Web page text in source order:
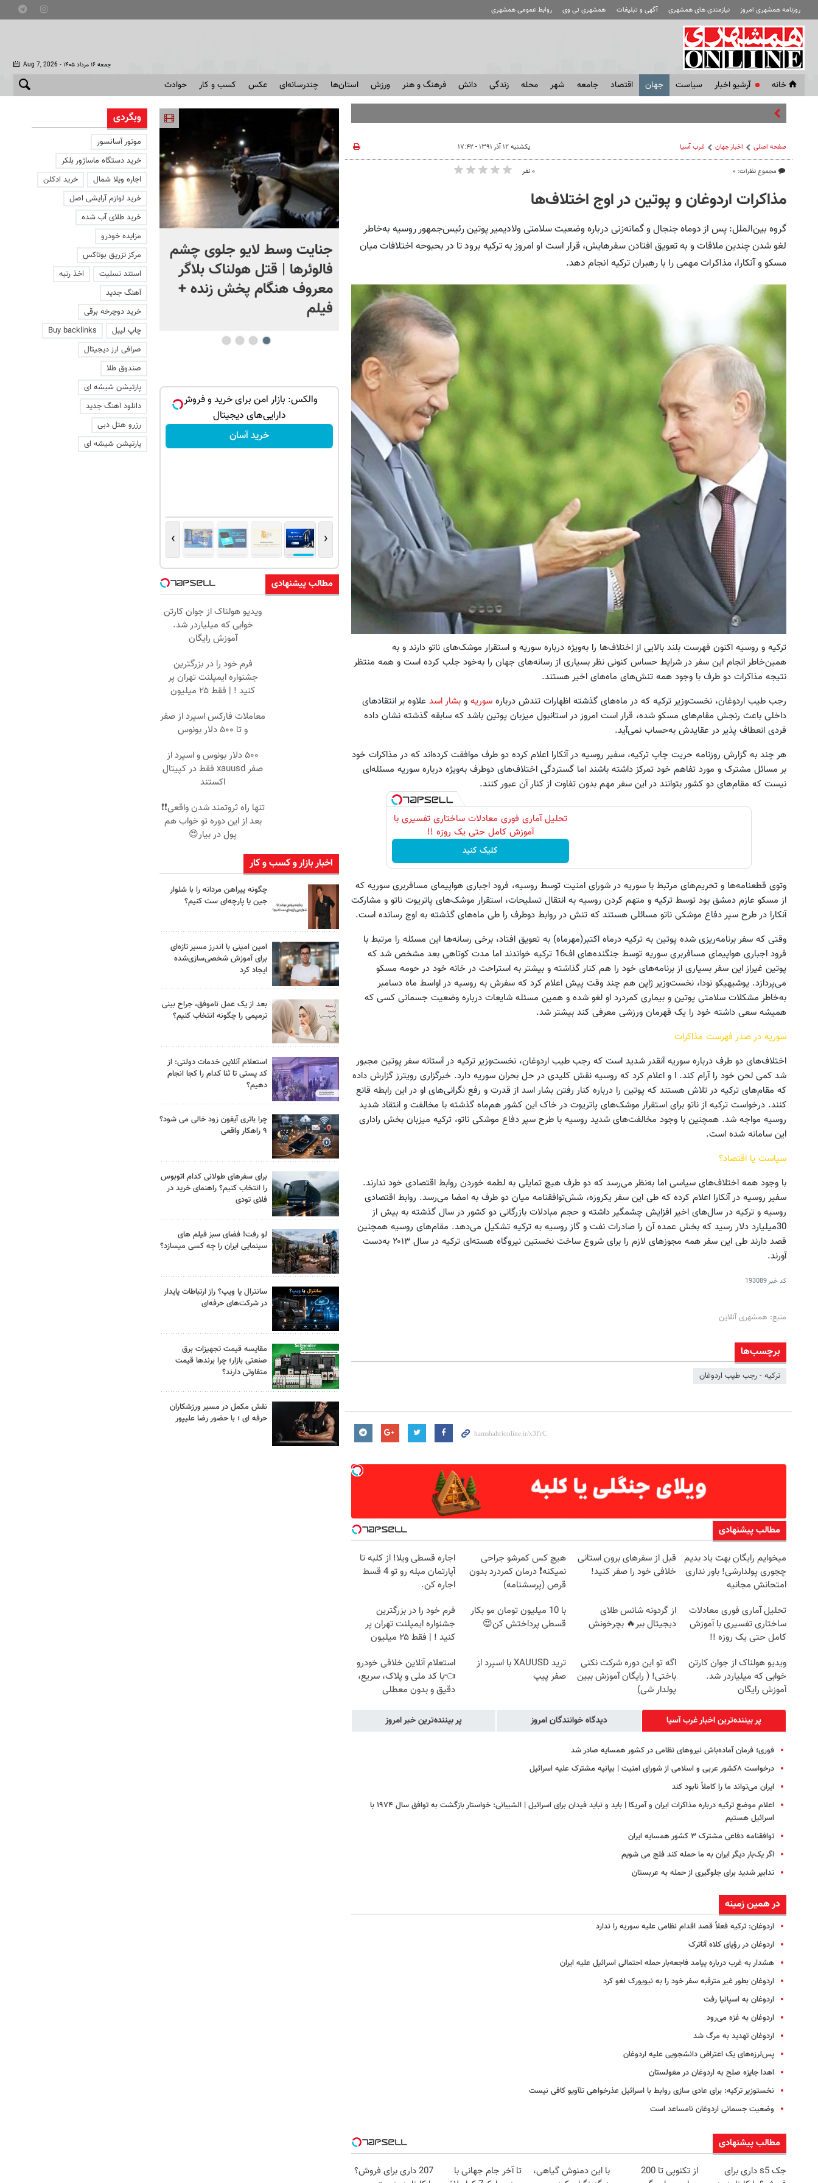
روزنامه همشهری امروز نیازمندی های همشهری آگهی و تبلیغات همشهری تی وی روابط عمومی همشهری
Aug 7, 2026 - جمعه ۱۶ مرداد ۱۴۰۵
خانه آرشیو اخبار سياست جهان اقتصاد جامعه شهر محله زندگی دانش فرهنگ و هنر ورزش استان‌ها چندرسانه‌ای عکس کسب و کار حوادث
صفحه اصلی اخبار جهان غرب آسیا
مجموع نظرات: ۰
یکشنبه ۱۲ آذر ۱۳۹۱ - ۱۷:۴۲
۰ نفر
مذاکرات اردوغان و پوتین در اوج اختلاف‌ها
گروه بین‌الملل: پس از دو‌ماه جنجال و گمانه‌زنی درباره وضعیت سلامتی ولادیمیر پوتین رئیس‌جمهور روسیه به‌خاطر
لغو شدن چندین ملاقات و به تعویق افتادن سفرهایش، قرار است او امروز به ترکیه برود تا در بحبوحه اختلافات میان
مسکو و آنکارا، مذاکرات مهمی را با رهبران ترکیه انجام دهد.
ترکیه و روسیه اکنون فهرست بلند بالایی از اختلاف‌ها را به‌ویژه درباره سوریه و استقرار موشک‌های ناتو دارند و به
همین‌خاطر انجام این سفر در شرایط حساس کنونی نظر بسیاری از رسانه‌های جهان را به‌خود جلب کرده است و همه منتظر
نتیجه مذاکرات دو طرف با وجود همه تنش‌های ماه‌های اخیر هستند.
رجب طیب اردوغان، نخست‌وزیر ترکیه که در ماه‌های گذشته اظهارات تندش درباره سوریه و بشار اسد علاوه بر انتقادهای
داخلی باعث رنجش مقام‌‌های مسکو شده، قرار است امروز در استانبول میزبان پوتین باشد که سابقه گذشته نشان داده
فردی انعطاف پذیر در عقایدش به‌حساب نمی‌آید.
هر چند به گزارش روزنامه حریت چاپ ترکیه، سفیر روسیه در آنکارا اعلام کرده دو طرف موافقت کرده‌اند که در مذاکرات خود
بر مسائل مشترک و مورد تفاهم خود تمرکز داشته باشند اما گستردگی اختلاف‌های دوطرف به‌ویژه درباره سوریه مسئله‌ای
نیست که مقام‌های دو کشور بتوانند در این سفر مهم بدون تفاوت از کنار آن عبور کنند.
تحلیل آماری فوری معادلات ساختاری تفسیری با
آموزش کامل حتی یک روزه !!
کلیک کنید
وتوی قطعنامه‌ها و تحریم‌های مرتبط با سوریه در شورای امنیت توسط روسیه، فرود اجباری هواپیمای مسافربری سوریه که
از مسکو عازم دمشق بود توسط ترکیه و متهم کردن روسیه به انتقال تسلیحات، استقرار موشک‌های پاتریوت ناتو و مشارکت
آنکارا در طرح سپر دفاع موشکی ناتو مسائلی هستند که تنش در روابط دو‌طرف را طی ماه‌های گذشته به اوج رسانده است.
وقتی که سفر برنامه‌ریزی شده پوتین به ترکیه در‌ماه اکتبر(مهرماه) به تعویق افتاد، برخی رسانه‌ها این مسئله را مرتبط با
فرود اجباری هواپیمای مسافربری سوریه توسط جنگنده‌های اف16 ترکیه خواندند اما مدت کوتاهی بعد مشخص شد که
پوتین غیراز این سفر بسیاری از برنامه‌های خود را هم کنار گذاشته و بیشتر به استراحت در خانه خود در حومه مسکو
می‌پردازد. یوشیهیکو نودا، نخست‌وزیر ژاپن هم چند وقت پیش اعلام کرد که سفرش به روسیه در اواسط ماه دسامبر
به‌خاطر مشکلات سلامتی پوتین و بیماری کمردرد او لغو شده و همین مسئله شایعات درباره وضعیت جسمانی کسی که
همیشه سعی داشته خود را یک قهرمان ورزشی معرفی کند بیشتر شد.
سوریه در صدر فهرست مذاکرات
اختلاف‌های دو طرف درباره سوریه آنقدر شدید است که رجب طیب اردوغان، نخست‌وزیر ترکیه در آستانه سفر پوتین مجبور
شد کمی لحن خود را آرام کند. ا و اعلام کرد که روسیه نقش کلیدی در حل بحران سوریه دارد. خبرگزاری رویترز گزارش داده
که مقام‌های ترکیه در تلاش هستند که پوتین را درباره کنار رفتن بشار اسد از قدرت و رفع نگرانی‌‌های او در این رابطه قانع
کنند. درخواست ترکیه از ناتو برای استقرار موشک‌های پاتریوت در خاک این کشور هم‌ماه گذشته با مخالفت و انتقاد شدید
روسیه مواجه شد. همچنین با وجود مخالفت‌های شدید روسیه با طرح سپر دفاع موشکی ناتو، ترکیه میزبان بخش راداری
این سامانه شده است.
سیاست یا اقتصاد؟
با وجود همه اختلاف‌های سیاسی اما به‌نظر می‌رسد که دو طرف هیچ تمایلی به لطمه خوردن روابط اقتصادی خود ندارند.
سفیر روسیه در آنکارا اعلام کرده که طی این سفر یکروزه، شش‌توافقنامه میان دو طرف به امضا می‌رسد. روابط اقتصادی
روسیه و ترکیه در سال‌های اخیر افزایش چشمگیر داشته و حجم مبادلات بازرگانی دو کشور در سال گذشته به بیش از
30میلیارد دلار رسید که بخش عمده آن را صادرات نفت و گاز روسیه به ترکیه تشکیل می‌دهد. مقام‌های روسیه همچنین
قصد دارند طی این سفر همه مجوزهای لازم را برای شروع ساخت نخستین نیروگاه هسته‌ای ترکیه در سال ۲۰۱۳ به‌دست
آورند.
کد خبر193089
منبع: همشهری آنلاین
برچسب‌ها
ترکیه - رجب طیب اردوغان
مطالب پیشنهادی
میخوایم رایگان بهت یاد بدیم
چجوری پولدارشی! باور نداری
امتحانش مجانیه
قبل از سفرهای برون استانی
خلافی خود را صفر کنید!
هیچ کس کمرشو جراحی
نمیکنه❗ درمان کمردرد بدون
قرص (پرسشنامه)
اجاره‌ قسطی ویلا! از کلبه تا
آپارتمان مبله رو تو 4 قسط
اجاره کن.
تحلیل آماری فوری معادلات
ساختاری تفسیری با آموزش
کامل حتی یک روزه !!
از گردونه شانس طلای
دیجیتال ببر🔥 بچرخونش
با 10 میلیون تومان مو بکار
قسطی پرداختش کن😍
فرم خود را در بزرگترین
جشنواره ایمپلنت تهران پر
کنید ! | فقط ۲۵ میلیون
ویدیو هولناک از جوان کارتن
خوابی که میلیاردر شد.
آموزش رایگان
اگه تو این دوره شرکت نکنی
باختی! ( رایگان آموزش ببین
پولدار شی)
ترید XAUUSD با اسپرد از
صفر پیپ
استعلام آنلاین خلافی خودرو
👈با کد ملی و پلاک، سریع،
دقیق و بدون معطلی
پر بیننده‌ترین اخبار غرب آسیا دیدگاه خوانندگان امروز پر بیننده‌ترین خبر امروز
فوری؛ فرمان آماده‌باش نیروهای نظامی در کشور همسایه صادر شد
درخواست ۸کشور عربی و اسلامی از شورای امنیت | بیانیه مشترک علیه اسرائیل
ایران می‌تواند ما را کاملاً نابود کند
اعلام موضع ترکیه درباره مذاکرات ایران و آمریکا | باید و نباید فیدان برای اسرائیل | الشیبانی: خواستار بازگشت به توافق سال ۱۹۷۴ با
اسرائیل هستیم
توافقنامه دفاعی مشترک ۳ کشور همسایه ایران
اگر یک‌بار دیگر ایران به ما حمله کند فلج می شویم
تدابیر شدید برای جلوگیری از حمله به عربستان
در همین زمینه
اردوغان: ترکیه فعلاً قصد اقدام نظامی علیه سوریه را ندارد
اردوغان در رؤیای کلاه آتاترک
هشدار به غرب درباره پیامد فاجعه‌بار حمله احتمالی اسرائیل علیه ایران
اردوغان بطور غیر مترقبه سفر خود را به نیویورک لغو کرد
اردوغان به اسپانیا رفت
اردوغان به غزه می‌رود
اردوغان تهدید به مرگ شد
پس‌لرزه‌های یک اعتراض دانشجویی علیه اردوغان
اهدا جایزه صلح به اردوغان در مغولستان
نخست‎وزیر ترکیه: برای عادی سازی روابط با اسرائیل عذرخواهی تل‎آویو کافی نیست
وضعیت جسمانی اردوغان نامساعد است
مطالب پیشنهادی
جک s5 داری برای
از تکنوپی تا 200
با این دمنوش گیاهی،
تا آخر جام جهانی با
207 داری برای فروش؟
اگر یک‌بار دیگر ایران به ما
جنایت وسط لایو جلوی چشم
فالوئرها | قتل هولناک بلاگر
معروف هنگام پخش زنده +
فیلم
صحنه ای نادر از حیات
ایران در سبلان + فیلم
والکس: بازار امن برای خرید و فروش
دارایی‌های دیجیتال
خرید آسان
200سوت نقره هدیه به ازای اولین خرید؛با
‹
›
مطالب پیشنهادی
ویدیو هولناک از جوان کارتن
خوابی که میلیاردر شد.
آموزش رایگان
فرم خود را در بزرگترین
جشنواره ایمپلنت تهران پر
کنید ! | فقط ۲۵ میلیون
معاملات فارکس اسپرد از صفر
و تا ۵۰۰ دلار بونوس
۵۰۰ دلار بونوس و اسپرد از
صفر xauusd فقط در کپیتال
اکستند
تنها راه ثروتمند شدن واقعی❗❗
بعد از این دوره تو خواب هم
پول در بیار😍
اخبار بازار و کسب و کار
چگونه پیراهن مردانه را با شلوار
جین یا پارچه‌ای ست کنیم؟
امین امینی با اندرز مسیر تازه‌ای
برای آموزش شخصی‌سازی‌شده
ایجاد کرد
بعد از یک عمل ناموفق، جراح بینی
ترمیمی را چگونه انتخاب کنیم؟
استعلام آنلاین خدمات دولتی: از
کد پستی تا ثنا کدام را کجا انجام
دهیم؟
چرا باتری آیفون زود خالی می شود؟
۹ راهکار واقعی
برای سفرهای طولانی کدام اتوبوس
را انتخاب کنیم؟ راهنمای خرید در
فلای تودی
لو رفت! فضای سبز فیلم های
سینمایی ایران را چه کسی میسازد؟
سانترال یا ویپ؟ راز ارتباطات پایدار
در شرکت‌های حرفه‌ای
مقایسه قیمت تجهیزات برق
صنعتی بازار؛ چرا برندها قیمت
متفاوتی دارند؟
نقش مکمل در مسیر ورزشکاران
حرفه ای ؛ با حضور رضا علیپور
وبگردی
موتور آسانسور
خرید دستگاه ماساژور بلکر
اجاره ویلا شمال
خرید ادکلن
خرید لوازم آرایشی اصل
خرید طلای آب شده
مزایده خودرو
مرکز تزریق بوتاکس
استند تسلیت
اخذ رتبه
آهنگ جدید
خرید دوچرخه برقی
چاپ لیبل
Buy backlinks
صرافی ارز دیجیتال
صندوق طلا
پارتیشن شیشه ای
دانلود اهنگ جدید
رزرو هتل دبی
پارتیشن شیشه ای